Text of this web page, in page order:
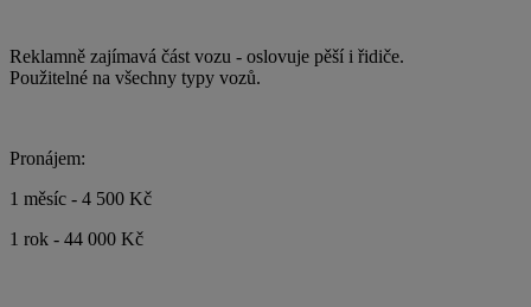
Reklamně zajímavá část vozu - oslovuje pěší i řidiče.
Použitelné na všechny typy vozů.
Pronájem:
1 měsíc - 4 500 Kč
1 rok - 44 000 Kč